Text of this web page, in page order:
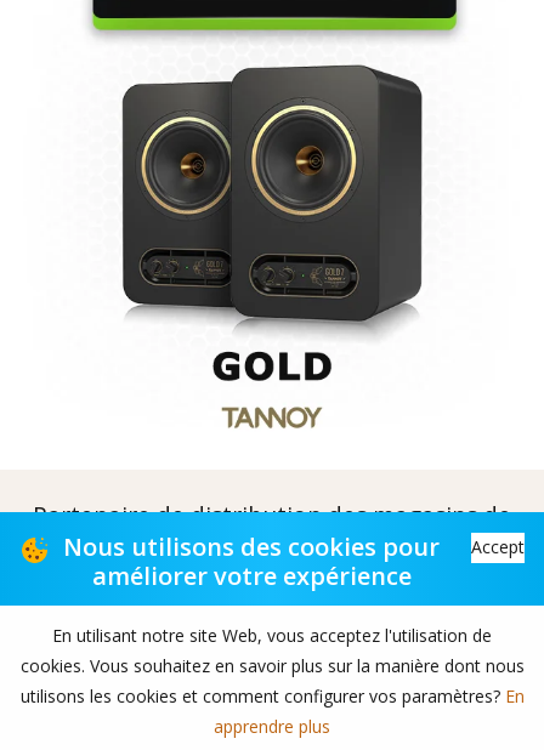
Partenaire de distribution des magasins de
musique
Distribution partner to music stores
Copyright© 2026 TAS-retail B.V. All rights reserved.
Foire aux questions|Conditions générales|
Politique de confidentialité|Clause de non-responsabilité
Nous utilisons des cookies pour
améliorer votre expérience
Accept
En utilisant notre site Web, vous acceptez l'utilisation de
cookies. Vous souhaitez en savoir plus sur la manière dont nous
utilisons les cookies et comment configurer vos paramètres? En
apprendre plus